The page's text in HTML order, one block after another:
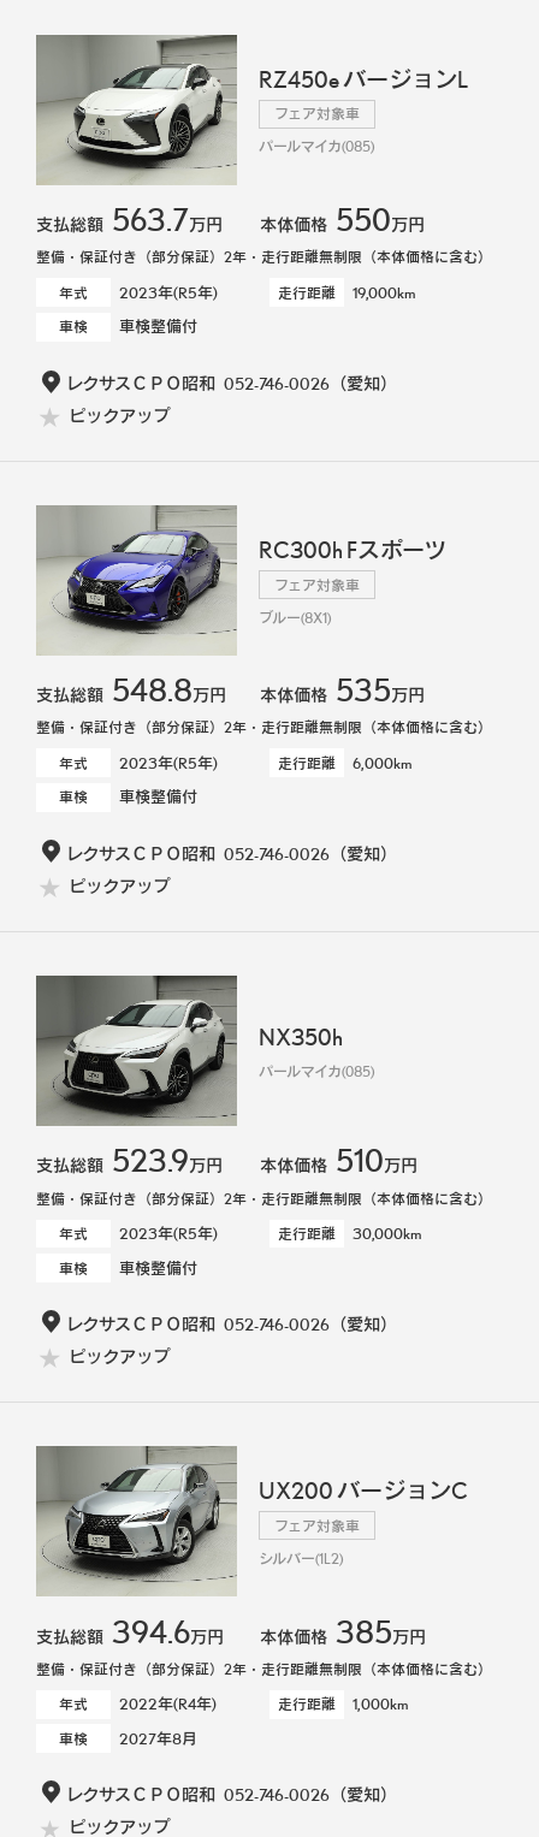
RZ450e バージョンL
フェア対象車
パールマイカ(085)
支払総額 563.7万円 本体価格 550万円
整備・保証付き（部分保証）2年・走行距離無制限（本体価格に含む）
年式
2023年(R5年) 走行距離 19,000km
車検 車検整備付
レクサスＣＰＯ昭和 052-746-0026（愛知）
ピックアップ
RC300h Fスポーツ
フェア対象車
ブルー(8X1)
支払総額 548.8万円 本体価格 535万円
整備・保証付き（部分保証）2年・走行距離無制限（本体価格に含む）
年式
2023年(R5年) 走行距離 6,000km
車検 車検整備付
レクサスＣＰＯ昭和 052-746-0026（愛知）
ピックアップ
NX350h
パールマイカ(085)
支払総額 523.9万円 本体価格 510万円
整備・保証付き（部分保証）2年・走行距離無制限（本体価格に含む）
年式
2023年(R5年) 走行距離 30,000km
車検 車検整備付
レクサスＣＰＯ昭和 052-746-0026（愛知）
ピックアップ
UX200 バージョンC
フェア対象車
シルバー(1L2)
支払総額 394.6万円 本体価格 385万円
整備・保証付き（部分保証）2年・走行距離無制限（本体価格に含む）
年式
2022年(R4年) 走行距離 1,000km
車検 2027年8月
レクサスＣＰＯ昭和 052-746-0026（愛知）
ピックアップ